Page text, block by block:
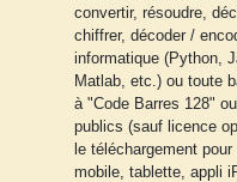
convertir, résoudre,
chiffrer, décoder /
informatique (Python,
Matlab, etc.) ou toute
à "Code Barres 128"
publics (sauf licence
le téléchargement
mobile, tablette, appli